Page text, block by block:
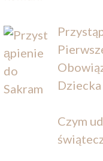
Dziecka
Czym